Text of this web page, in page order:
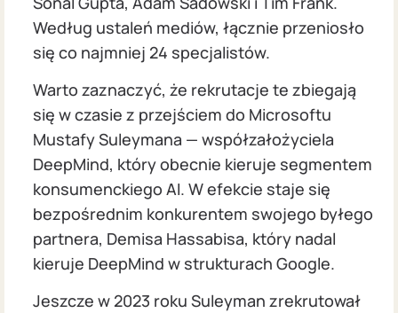
Według ustaleń mediów, łącznie przeniosło
się co najmniej 24 specjalistów.
Warto zaznaczyć, że rekrutacje te zbiegają
się w czasie z przejściem do Microsoftu
Mustafy Suleymana — współzałożyciela
DeepMind, który obecnie kieruje segmentem
konsumenckiego AI. W efekcie staje się
bezpośrednim konkurentem swojego byłego
partnera, Demisa Hassabisa, który nadal
kieruje DeepMind w strukturach Google.
Jeszcze w 2023 roku Suleyman zrekrutował